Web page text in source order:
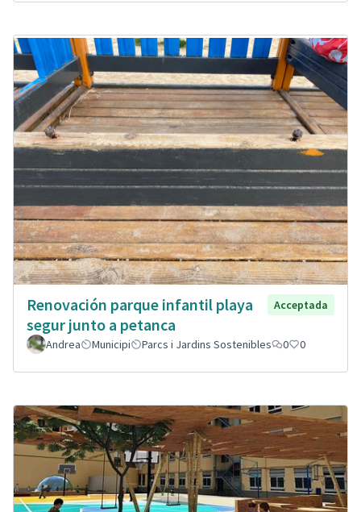
Renovación parque infantil playa
segur junto a petanca
Acceptada
Andrea Municipi Parcs i Jardins Sostenibles 0 0